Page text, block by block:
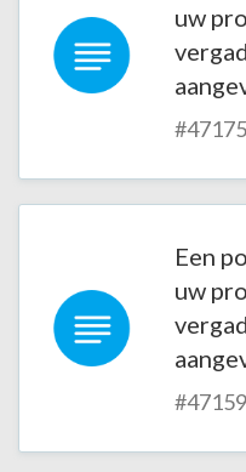
uw
Een
uw